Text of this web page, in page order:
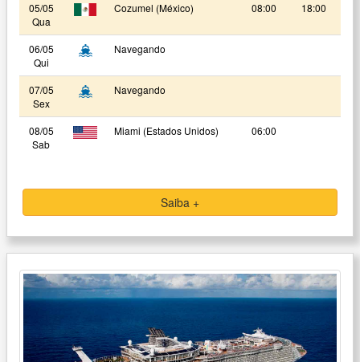
05/05
Qua
Cozumel (México) 08:00 18:00
06/05
Qui
Navegando
07/05
Sex
Navegando
08/05
Sab
Miami (Estados Unidos) 06:00
Saiba +